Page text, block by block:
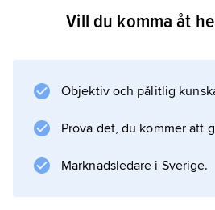
Sandfång är en typ av
avloppsvattnet röras om,
reningsverk
Vill du komma åt
Objektiv och pålitlig
Prova det, du kommer att
Marknadsledare i Sverige.